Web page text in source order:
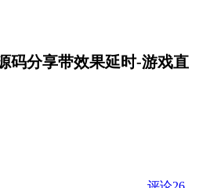
码分享带效果延时-游戏直